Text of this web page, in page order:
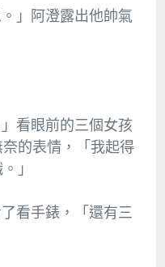
」阿澄露出他帥氣
看眼前的三個女孩
的表情，「我起得
」
看手錶，「還有三